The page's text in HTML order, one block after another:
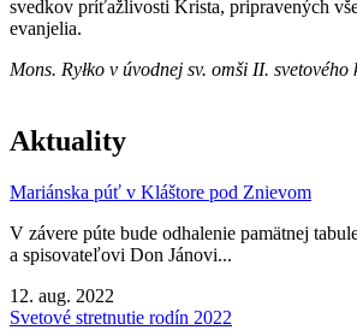
svedkov príťažlivosti Krista, pripravených
evanjelia.
Mons. Ryłko v úvodnej sv. omši II. svetového
Aktuality
Mariánska púť v Kláštore pod Znievom
V závere púte bude odhalenie pamätnej
a spisovateľovi Don Jánovi...
12. aug. 2022
Svetové stretnutie rodín 2022